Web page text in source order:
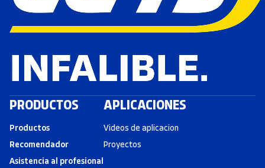
PRODUCTOS
Productos
Recomendador
Asistencia al profesional
APLICACIONES
Videos de aplicacion
Proyectos